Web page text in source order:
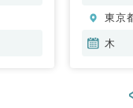
臓内
一般
東京
木